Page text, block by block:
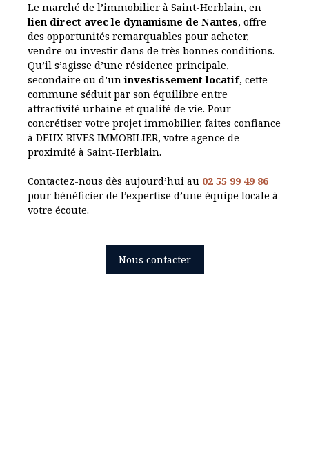
Le marché de l’immobilier à Saint-Herblain, en
lien direct avec le dynamisme de Nantes, offre
des opportunités remarquables pour acheter,
vendre ou investir dans de très bonnes conditions.
Qu’il s’agisse d’une résidence principale,
secondaire ou d’uninvestissement locatif, cette
commune séduit par son équilibre entre
attractivité urbaine et qualité de vie. Pour
concrétiser votre projet immobilier, faites confiance
à DEUX RIVES IMMOBILIER, votre agence de
proximité à Saint-Herblain.
Contactez-nous dès aujourd’hui au 02 55 99 49 86
pour bénéficier de l’expertise d’une équipe locale à
votre écoute.
Nous contacter